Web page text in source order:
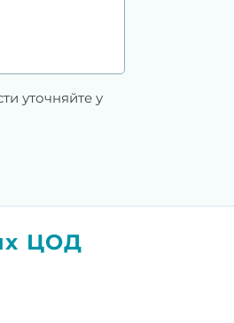
уточняйте у
ЦОД